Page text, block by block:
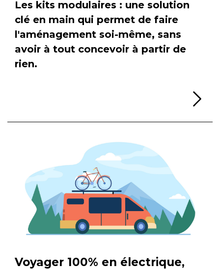
Les kits modulaires : une solution
clé en main qui permet de faire
l'aménagement soi-même, sans
avoir à tout concevoir à partir de
rien.
Voyager 100% en électrique,